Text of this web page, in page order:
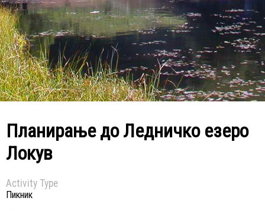
Планирање до Ледничко езеро
Локув
Activity Type
Пикник